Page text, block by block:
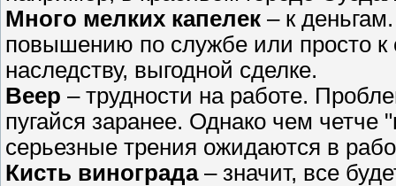
Много мелких капелек – к
повышению по службе или просто к
наследству, выгодной сделке.
Веер – трудности на работе.
пугайся заранее. Однако чем
серьезные трения ожидаются в
Кисть винограда– значит, все